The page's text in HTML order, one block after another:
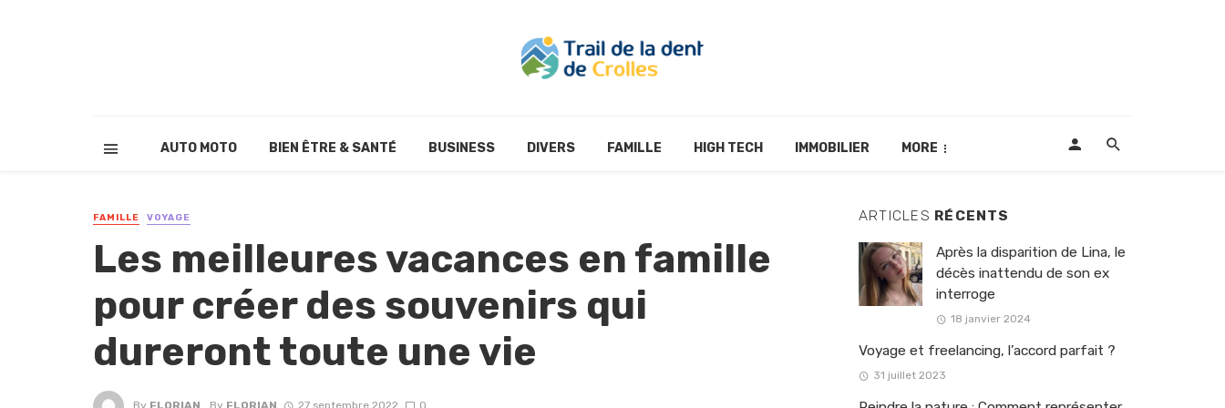
AUTO MOTO BIEN ÊTRE & SANTÉ BUSINESS DIVERS FAMILLE HIGH TECH IMMOBILIER MORE
FAMILLE VOYAGE
Les meilleures vacances en famille
pour créer des souvenirs qui
dureront toute une vie
By FLORIAN By FLORIAN 27 septembre 2022 0
ARTICLES RÉCENTS
Après la disparition de Lina, le
décès inattendu de son ex
interroge
18 janvier 2024
Voyage et freelancing, l’accord parfait ?
31 juillet 2023